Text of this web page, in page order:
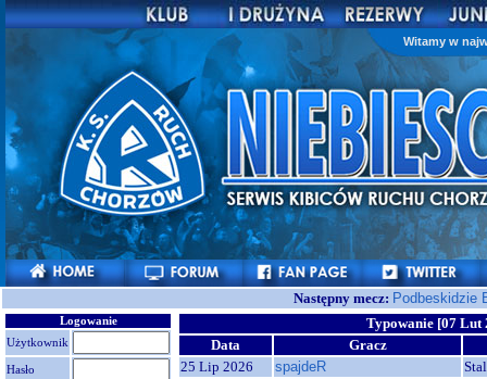
Witamy w
Następny mecz: Podbeskidzie
Logowanie
Użytkownik
Hasło
Typowanie [07 Lut
Data
Gracz
25 Lip 2026
spajdeR